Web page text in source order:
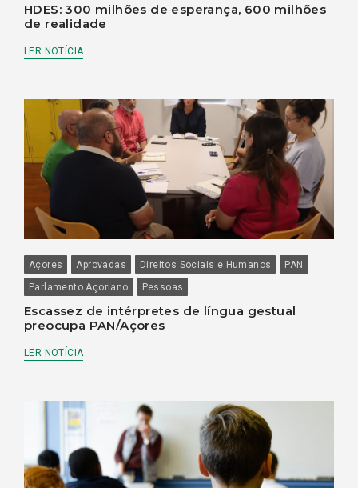
HDES: 300 milhões de esperança, 600 milhões
de realidade
LER NOTÍCIA
Açores Aprovadas Direitos Sociais e Humanos
PAN
Parlamento Açoriano
Pessoas
Escassez de intérpretes de língua gestual
preocupa PAN/Açores
LER NOTÍCIA